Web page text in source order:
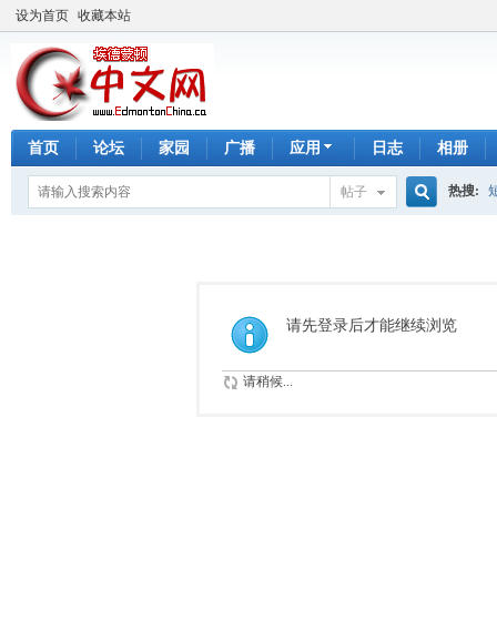
设为首页 收藏本站
首页 论坛 家园 广播 应用 日志 相册
帖子
索
热搜:
请先登录后才能继续浏览
请稍候...